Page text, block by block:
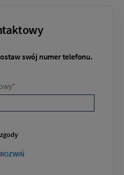
swój numer telefonu.
*
ROZWIŃ